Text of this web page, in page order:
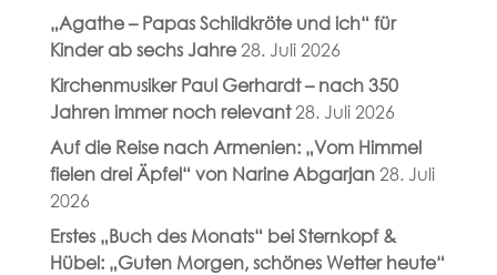
„Agathe – Papas Schildkröte und ich“ für
Kinder ab sechs Jahre 28. Juli 2026
Kirchenmusiker Paul Gerhardt – nach 350
Jahren immer noch relevant 28. Juli 2026
Auf die Reise nach Armenien: „Vom Himmel
fielen drei Äpfel“ von Narine Abgarjan 28. Juli
2026
Erstes „Buch des Monats“ bei Sternkopf &
Hübel: „Guten Morgen, schönes Wetter heute“